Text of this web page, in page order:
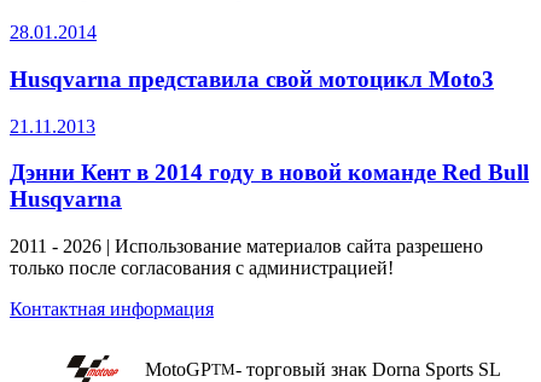
28.01.2014
Husqvarna представила свой мотоцикл Moto3
21.11.2013
Дэнни Кент в 2014 году в новой команде Red Bull
Husqvarna
2011 - 2026 | Использование материалов сайта разрешено
только после согласования с администрацией!
Контактная информация
MotoGPTM- торговый знак Dorna Sports SL